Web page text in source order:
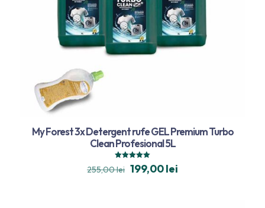
My Forest 3x Detergent rufe GEL Premium Turbo
Clean Profesional 5L
Evaluat la
5.00
255,00lei 199,00lei